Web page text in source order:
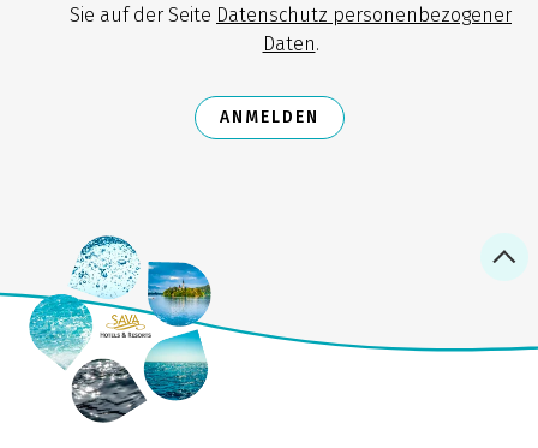
Sie auf der Seite Datenschutz personenbezogener
Daten.
ANMELDEN